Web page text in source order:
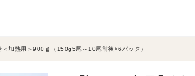
＜加熱用＞900ｇ（150g5尾～10尾前後×6パック）